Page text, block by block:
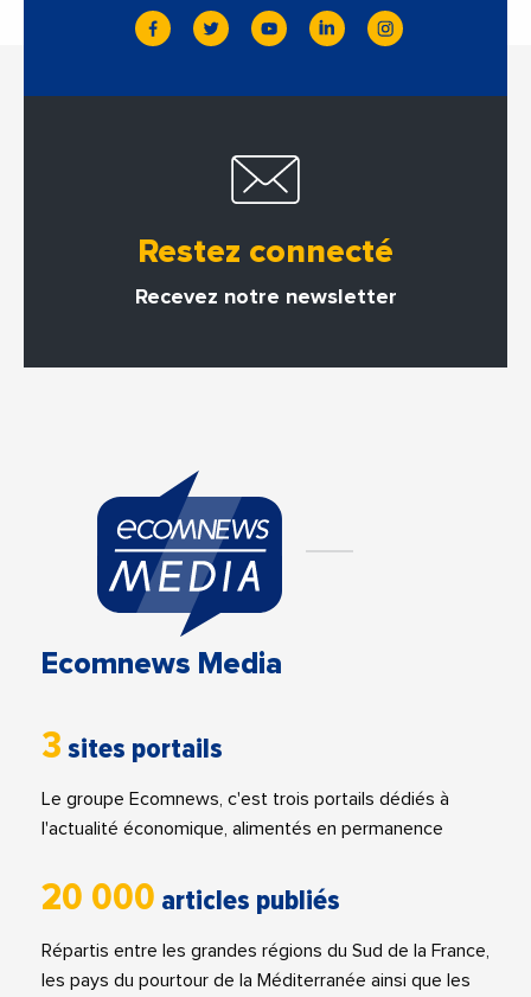
Restez connecté
Recevez notre newsletter
Ecomnews Media
3 sites portails
Le groupe Ecomnews, c'est trois portails dédiés à
l'actualité économique, alimentés en permanence
20 000 articles publiés
Répartis entre les grandes régions du Sud de la France,
les pays du pourtour de la Méditerranée ainsi que les